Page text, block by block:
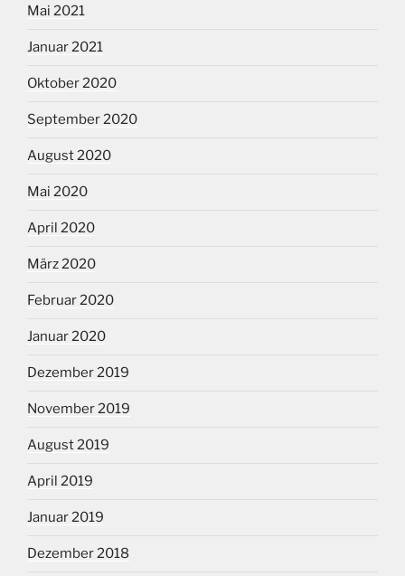
Mai 2021
Januar 2021
Oktober 2020
September 2020
August 2020
Mai 2020
April 2020
März 2020
Februar 2020
Januar 2020
Dezember 2019
November 2019
August 2019
April 2019
Januar 2019
Dezember 2018